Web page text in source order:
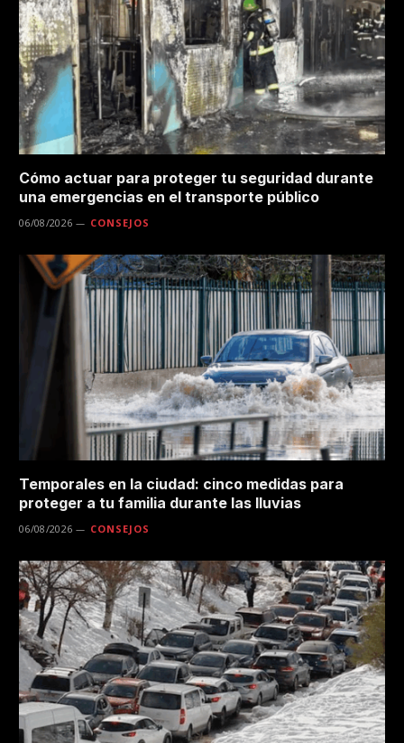
Cómo actuar para proteger tu seguridad durante
una emergencias en el transporte público
06/08/2026 CONSEJOS
Temporales en la ciudad: cinco medidas para
proteger a tu familia durante las lluvias
06/08/2026 CONSEJOS